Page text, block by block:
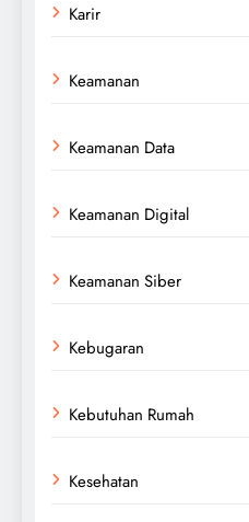
Karir
Keamanan
Keamanan Data
Keamanan Digital
Keamanan Siber
Kebugaran
Kebutuhan Rumah
Kesehatan